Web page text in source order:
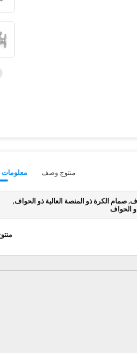
معلومات منتوج وصف
,صمام الكرة ذو المنصة العالية ذو الحواف,
الحواف